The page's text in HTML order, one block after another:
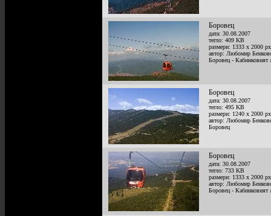
Боровец
дата: 30.08.2007
тегло: 409 KB
размери: 1333 x 2000
автор: Любомир
Боровец - Кабинковият
Боровец
дата: 30.08.2007
тегло: 495 KB
размери: 1240 x 2000
автор: Любомир
Боровец
Боровец
дата: 30.08.2007
тегло: 733 KB
размери: 1333 x 2000
автор: Любомир
Боровец - Кабинковият